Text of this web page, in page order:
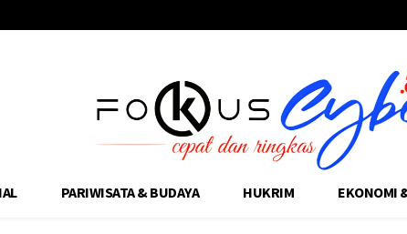
PARIWISATA & BUDAYA HUKRIM EKONOMI